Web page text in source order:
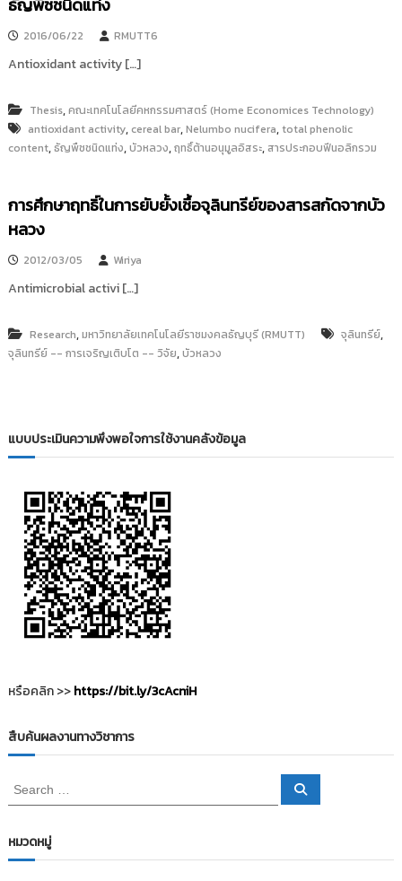
ธัญพืชชนิดแท่ง
2016/06/22 RMUTT6
Antioxidant activity […]
Thesis,คณะเทคโนโลยีคหกรรมศาสตร์ (Home Economices Technology)
antioxidant activity, cereal bar,Nelumbo nucifera,total phenolic
content,ธัญพืชชนิดแท่ง,บัวหลวง,ฤทธิ์ต้านอนุมูลอิสระ, สารประกอบฟีนอลิกรวม
การศึกษาฤทธิ์ในการยับยั้งเชื้อจุลินทรีย์ของสารสกัดจากบัว
หลวง
2012/03/05 Wiriya
Antimicrobial activi […]
Research,มหาวิทยาลัยเทคโนโลยีราชมงคลธัญบุรี (RMUTT) จุลินทรีย์,
จุลินทรีย์ -- การเจริญเติบโต -- วิจัย,บัวหลวง
แบบประเมินความพึงพอใจการใช้งานคลังข้อมูล
หรือคลิก >>https://bit.ly/3cAcniH
สืบค้นผลงานทางวิชาการ
e
r
c
S
หมวดหมู่